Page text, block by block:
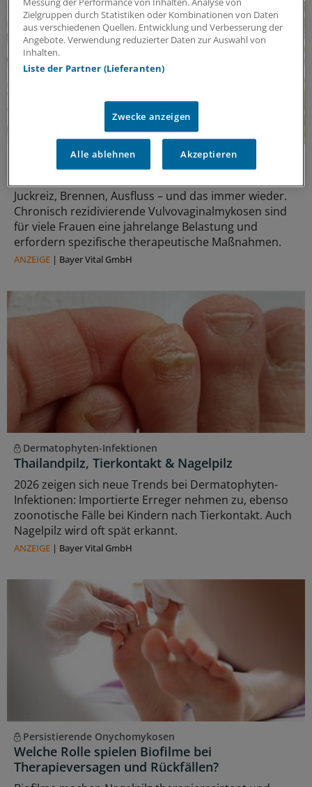
Lebensqualität zurückgewinnen
Chronisch rezidivierende Vulvovaginalmykosen
Juckreiz, Brennen, Ausfluss – und das immer wieder.
Chronisch rezidivierende Vulvovaginalmykosen sind
für viele Frauen eine jahrelange Belastung und
erfordern spezifische therapeutische Maßnahmen.
ANZEIGE | Bayer Vital GmbH
Dermatophyten-Infektionen
Thailandpilz, Tierkontakt & Nagelpilz
2026 zeigen sich neue Trends bei Dermatophyten-
Infektionen: Importierte Erreger nehmen zu, ebenso
zoonotische Fälle bei Kindern nach Tierkontakt. Auch
Nagelpilz wird oft spät erkannt.
ANZEIGE | Bayer Vital GmbH
Persistierende Onychomykosen
Welche Rolle spielen Biofilme bei
Therapieversagen und Rückfällen?
Zielgruppen durch Statistiken oder Kombinationen von Daten
aus verschiedenen Quellen. Entwicklung und Verbesserung der
Angebote. Verwendung reduzierter Daten zur Auswahl von
Inhalten.
Liste der Partner (Lieferanten)
Zwecke anzeigen
Alle ablehnen Akzeptieren